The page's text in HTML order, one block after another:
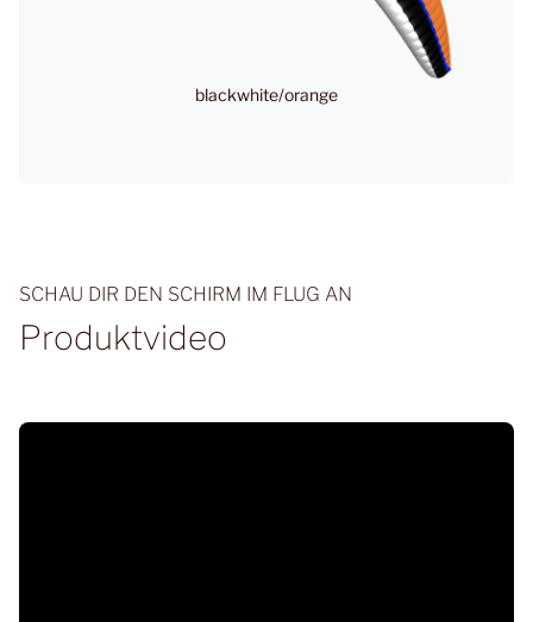
blackwhite/orange
SCHAU DIR DEN SCHIRM IM FLUG AN
Produktvideo